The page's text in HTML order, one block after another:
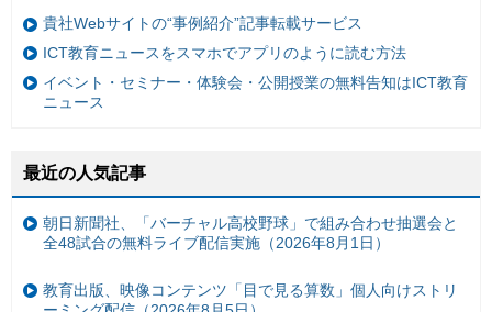
貴社Webサイトの“事例紹介”記事転載サービス
ICT教育ニュースをスマホでアプリのように読む方法
イベント・セミナー・体験会・公開授業の無料告知はICT教育
ニュース
最近の人気記事
朝日新聞社、「バーチャル高校野球」で組み合わせ抽選会と
全48試合の無料ライブ配信実施（2026年8月1日）
教育出版、映像コンテンツ「目で見る算数」個人向けストリ